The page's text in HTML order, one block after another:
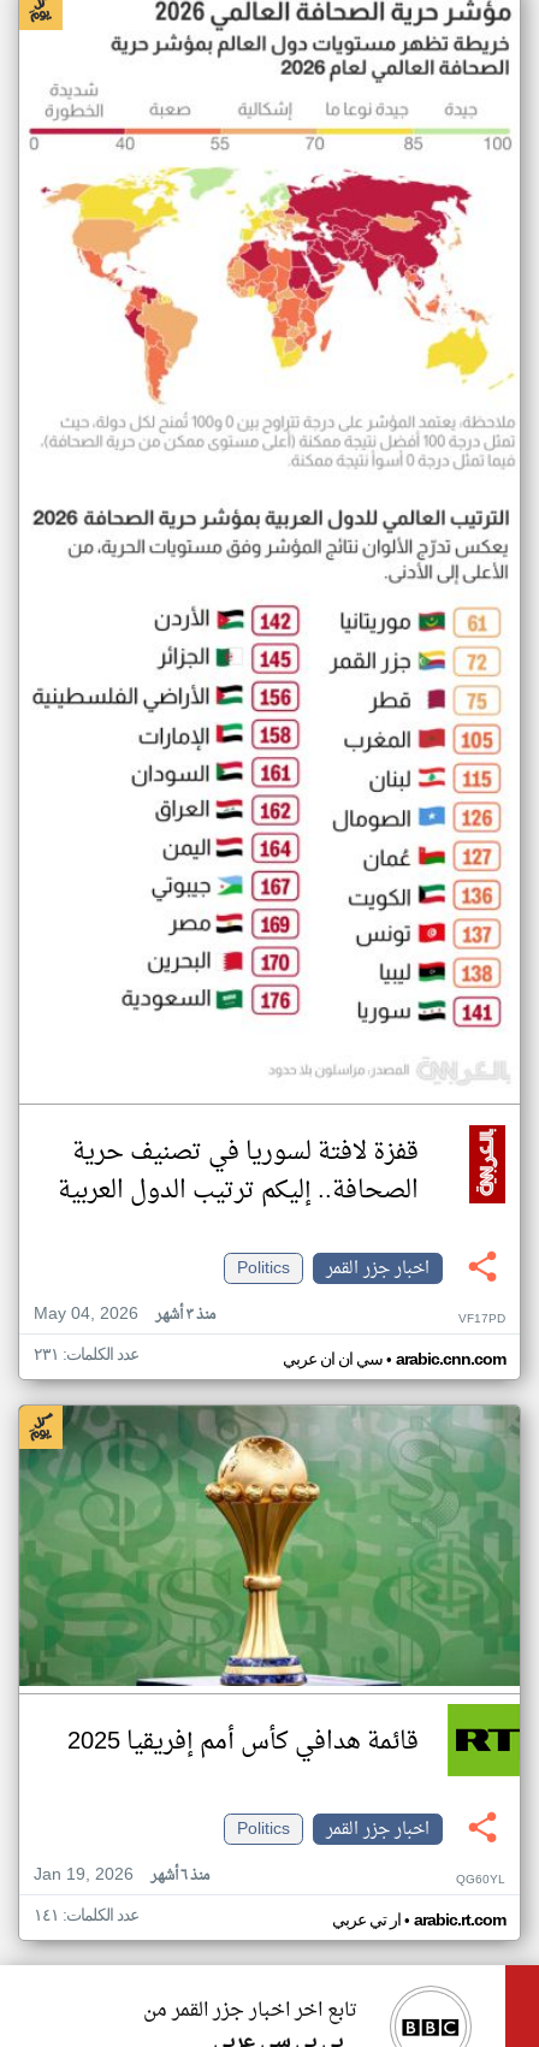
قفزة لافتة لسوريا في تصنيف حرية
الصحافة.. إليكم ترتيب الدول العربية
اخبار جزر القمر
Politics
May 04, 2026
منذ ٣ أشهر VF17PD
سي ان ان عربي• arabic.cnn.com عدد الكلمات: ٢٣١
قائمة هدافي كأس أمم إفريقيا 2025
اخبار جزر القمر
Politics
Jan 19, 2026
منذ ٦ أشهر QG60YL
ار تي عربي• arabic.rt.com عدد الكلمات: ١٤١
تابع اخر اخبار جزر القمر من